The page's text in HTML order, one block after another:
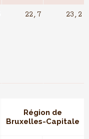
22,7 23,2
Région de
Bruxelles-Capitale